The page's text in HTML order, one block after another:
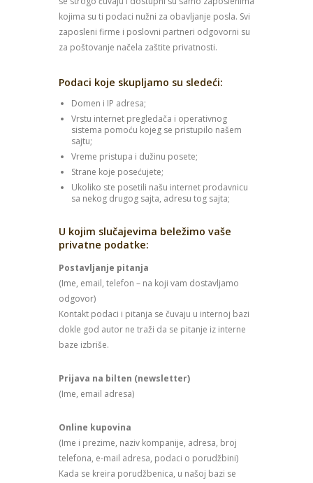
kojima su ti podaci nužni za obavljanje posla. Svi
zaposleni firme i poslovni partneri odgovorni su
za poštovanje načela zaštite privatnosti.
Podaci koje skupljamo su sledeći:
Domen i IP adresa;
Vrstu internet pregledača i operativnog
sistema pomoću kojeg se pristupilo našem
sajtu;
Vreme pristupa i dužinu posete;
Strane koje posećujete;
Ukoliko ste posetili našu internet prodavnicu
sa nekog drugog sajta, adresu tog sajta;
U kojim slučajevima beležimo vaše
privatne podatke:
Postavljanje pitanja
(Ime, email, telefon – na koji vam dostavljamo
odgovor)
Kontakt podaci i pitanja se čuvaju u internoj bazi
dokle god autor ne traži da se pitanje iz interne
baze izbriše.
Prijava na bilten (newsletter)
(Ime, email adresa)
Online kupovina
(Ime i prezime, naziv kompanije, adresa, broj
telefona, e-mail adresa, podaci o porudžbini)
Kada se kreira porudžbenica, u našoj bazi se